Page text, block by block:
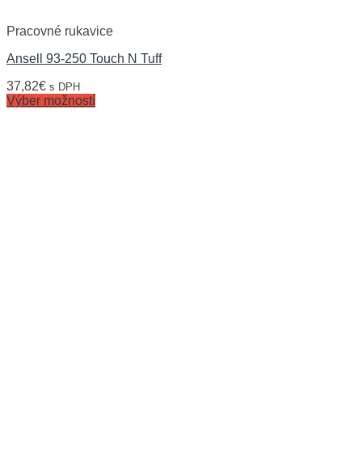
Pracovné rukavice
Ansell 93-250 Touch N Tuff
37,82€ s DPH
Výber možností